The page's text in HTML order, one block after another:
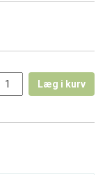
Læg i kurv